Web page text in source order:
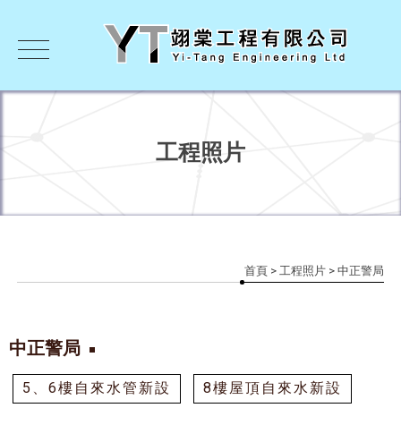
工程照片
首頁 >工程照片 > 中正警局
中正警局
5、6樓自來水管新設 8樓屋頂自來水新設